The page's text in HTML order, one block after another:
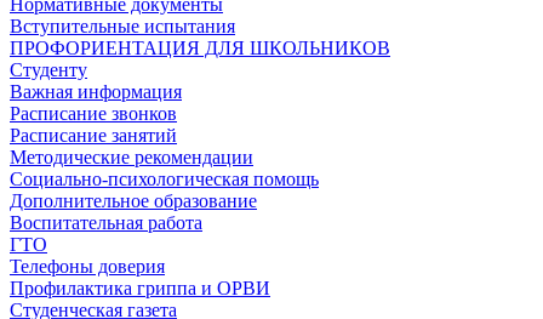
Нормативные документы
Вступительные испытания
ПРОФОРИЕНТАЦИЯ ДЛЯ ШКОЛЬНИКОВ
Студенту
Важная информация
Расписание звонков
Расписание занятий
Методические рекомендации
Социально-психологическая помощь
Дополнительное образование
Воспитательная работа
ГТО
Телефоны доверия
Профилактика гриппа и ОРВИ
Cтуденческая газета